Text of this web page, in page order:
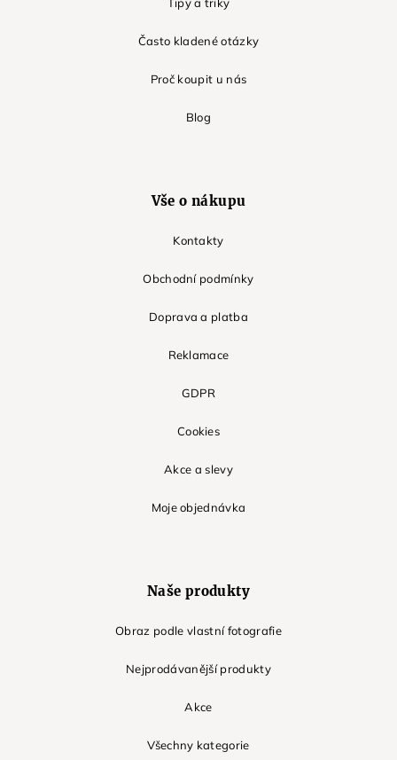
Často kladené otázky
Proč koupit u nás
Blog
Vše o nákupu
Kontakty
Obchodní podmínky
Doprava a platba
Reklamace
GDPR
Cookies
Akce a slevy
Moje objednávka
Naše produkty
Obraz podle vlastní fotografie
Nejprodávanější produkty
Akce
Všechny kategorie